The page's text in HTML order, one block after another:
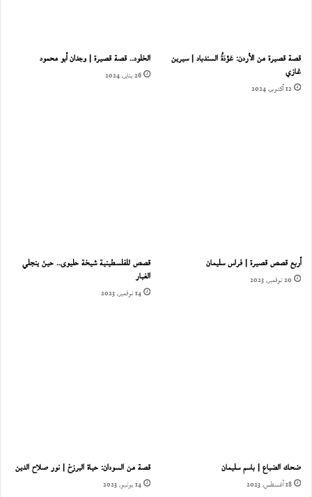
قصة قصيرة من الأردن: عَوْدَةُ السندباد | سيرين
غازي
12 أكتوبر، 2024
الخلود.. قصة قصيرة | وجدان أبو محمود
26 يناير، 2024
أربع قصص قصيرة | فراس سليمان
20 نوفمبر، 2023
قصص للفلسطينية شيخة حليوى.. حينَ ينجلي
الغبار
14 نوفمبر، 2023
ضحك الضباع | باسم سليمان
18 أغسطس، 2023
قصة من السودان: حياة البرزخ | نور صلاح الدين
14 يونيو، 2023